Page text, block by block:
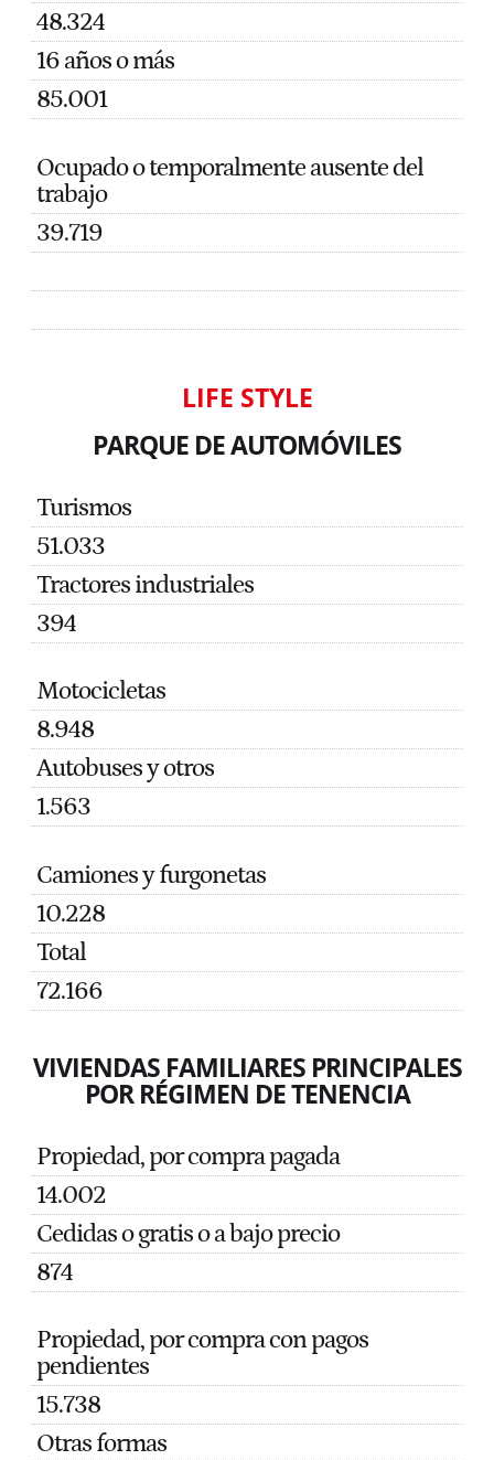
48.324
16 años o más
85.001
Ocupado o temporalmente ausente del
trabajo
39.719
LIFE STYLE
PARQUE DE AUTOMÓVILES
Turismos
51.033
Tractores industriales
394
Motocicletas
8.948
Autobuses y otros
1.563
Camiones y furgonetas
10.228
Total
72.166
VIVIENDAS FAMILIARES PRINCIPALES
POR RÉGIMEN DE TENENCIA
Propiedad, por compra pagada
14.002
Cedidas o gratis o a bajo precio
874
Propiedad, por compra con pagos
pendientes
15.738
Otras formas